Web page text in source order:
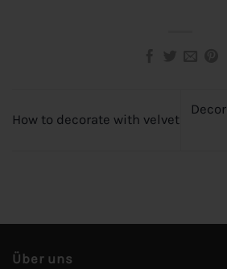
How to decorate with velvet
Über uns